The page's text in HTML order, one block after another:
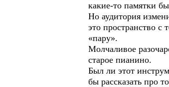
какие-то памятки
Но аудитория
это пространство
«пару».
Молчаливое
старое пианино.
Был ли этот
бы рассказать про